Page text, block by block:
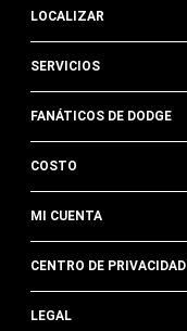
LOCALIZAR
SERVICIOS
FANÁTICOS DE DODGE
COSTO
MI CUENTA
CENTRO DE PRIVACIDAD
LEGAL